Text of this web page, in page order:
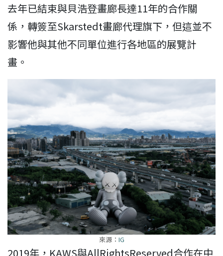
去年已結束與貝浩登畫廊長達11年的合作關
係，轉簽至Skarstedt畫廊代理旗下，但這並不
影響他與其他不同單位進行各地區的展覽計
畫。
來源： IG
2019年，KAWS與AllRightsReserved合作在中